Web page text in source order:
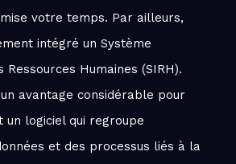
votre temps. Par ailleurs,
intégré un Système
Humaines (SIRH).
avantage considérable pour
un logiciel qui regroupe
et des processus liés à la